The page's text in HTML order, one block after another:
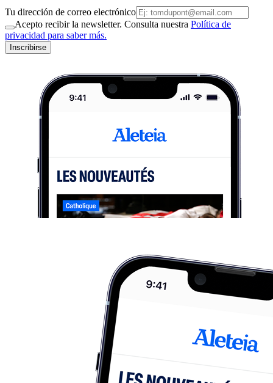
Tu dirección de correo electrónico
Acepto recibir la newsletter. Consulta nuestra Política de
privacidad para saber más.
Inscribirse